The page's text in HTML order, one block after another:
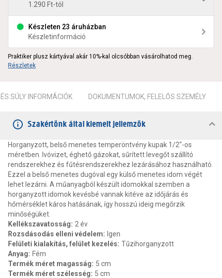
1.290 Ft-tól
Készleten 23 áruházban
Készletinformáció
Praktiker plusz kártyával akár 10%-kal olcsóbban vásárolhatod meg.
Részletek
SÚLY INFORMÁCIÓK DOKUMENTUMOK, FELELŐS SZEMÉLY
Szakértőnk által kiemelt jellemzők
Horganyzott, belső menetes temperöntvény kupak 1/2"-os
méretben. Ivóvizet, éghető gázokat, sűrített levegőt szállító
rendszerekhez és fűtésrendszerekhez lezárásához használható.
Ezzel a belső menetes dugóval egy külső menetes idom végét
lehet lezárni. A műanyagból készült idomokkal szemben a
horganyzott idomok kevésbé vannak kitéve az időjárás és
hőmérséklet káros hatásának, így hosszú ideig megőrzik
minőségüket.
Kellékszavatosság: 2 év
Rozsdásodás elleni védelem: Igen
Felületi kialakítás, felület kezelés: Tűzihorganyzott
Anyag: Fém
Termék méret magasság: 5 cm
Termék méret szélesség: 5 cm